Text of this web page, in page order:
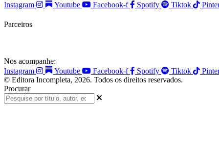
Instagram
Youtube Facebook-f Spotify Tiktok
Parceiros
Nos acompanhe:
Instagram
Youtube Facebook-f Spotify Tiktok
© Editora Incompleta, 2026. Todos os direitos reservados.
Procurar